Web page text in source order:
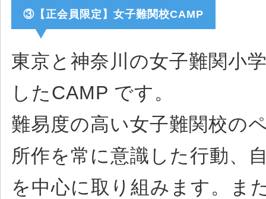
③【正会員限定】女子難関校CAMP
東京と神奈川の女子難関小
したCAMP です。
難易度の高い女子難関校の
所作を常に意識した行動、
を中心に取り組みます。ま